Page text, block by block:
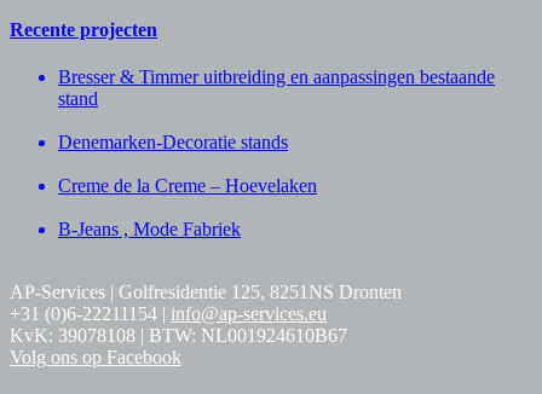
Recente projecten
Bresser & Timmer uitbreiding en aanpassingen bestaande
stand
Denemarken-Decoratie stands
Creme de la Creme – Hoevelaken
B-Jeans , Mode Fabriek
AP-Services | Golfresidentie 125, 8251NS Dronten
+31 (0)6-22211154 | info@ap-services.eu
KvK: 39078108 | BTW: NL001924610B67
Volg ons op Facebook